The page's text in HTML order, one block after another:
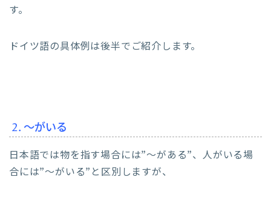
す。
ドイツ語の具体例は後半でご紹介します。
2. ～がいる
日本語では物を指す場合には”～がある”、人がいる場
合には”～がいる”と区別しますが、